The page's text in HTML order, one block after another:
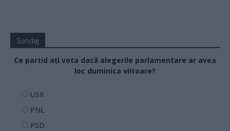
Sondaj
Ce partid ați vota dacă alegerile parlamentare ar avea
loc duminica viitoare?
USR
PNL
PSD